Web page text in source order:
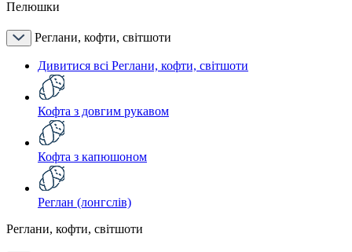
Пелюшки
Реглани, кофти, світшоти
Дивитися всі Реглани, кофти, світшоти
Кофта з довгим рукавом
Кофта з капюшоном
Реглан (лонгслів)
Реглани, кофти, світшоти